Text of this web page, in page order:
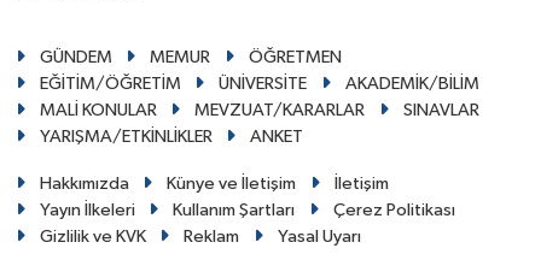
GÜNDEM MEMUR
ÖĞRETMEN
EĞİTİM/ÖĞRETİM
ÜNİVERSİTE
AKADEMİK/BİLİM
MALİ KONULAR
MEVZUAT/KARARLAR
SINAVLAR
YARIŞMA/ETKİNLİKLER
ANKET
Hakkımızda Künye ve İletişim
İletişim
Yayın İlkeleri
Kullanım Şartları
Çerez Politikası
Gizlilik ve KVK
Reklam Yasal Uyarı